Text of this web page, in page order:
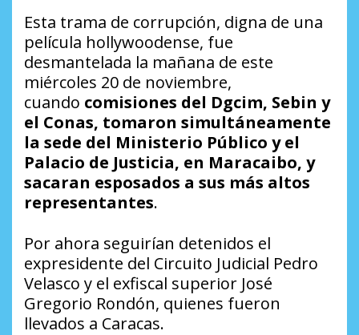
Esta trama de corrupción, digna de una
película hollywoodense, fue
desmantelada la mañana de este
miércoles 20 de noviembre,
cuando comisiones del Dgcim, Sebin y
el Conas, tomaron simultáneamente
la sede del Ministerio Público y el
Palacio de Justicia, en Maracaibo, y
sacaran esposados a sus más altos
representantes.
Por ahora seguirían detenidos el
expresidente del Circuito Judicial Pedro
Velasco y el exfiscal superior José
Gregorio Rondón, quienes fueron
llevados a Caracas.